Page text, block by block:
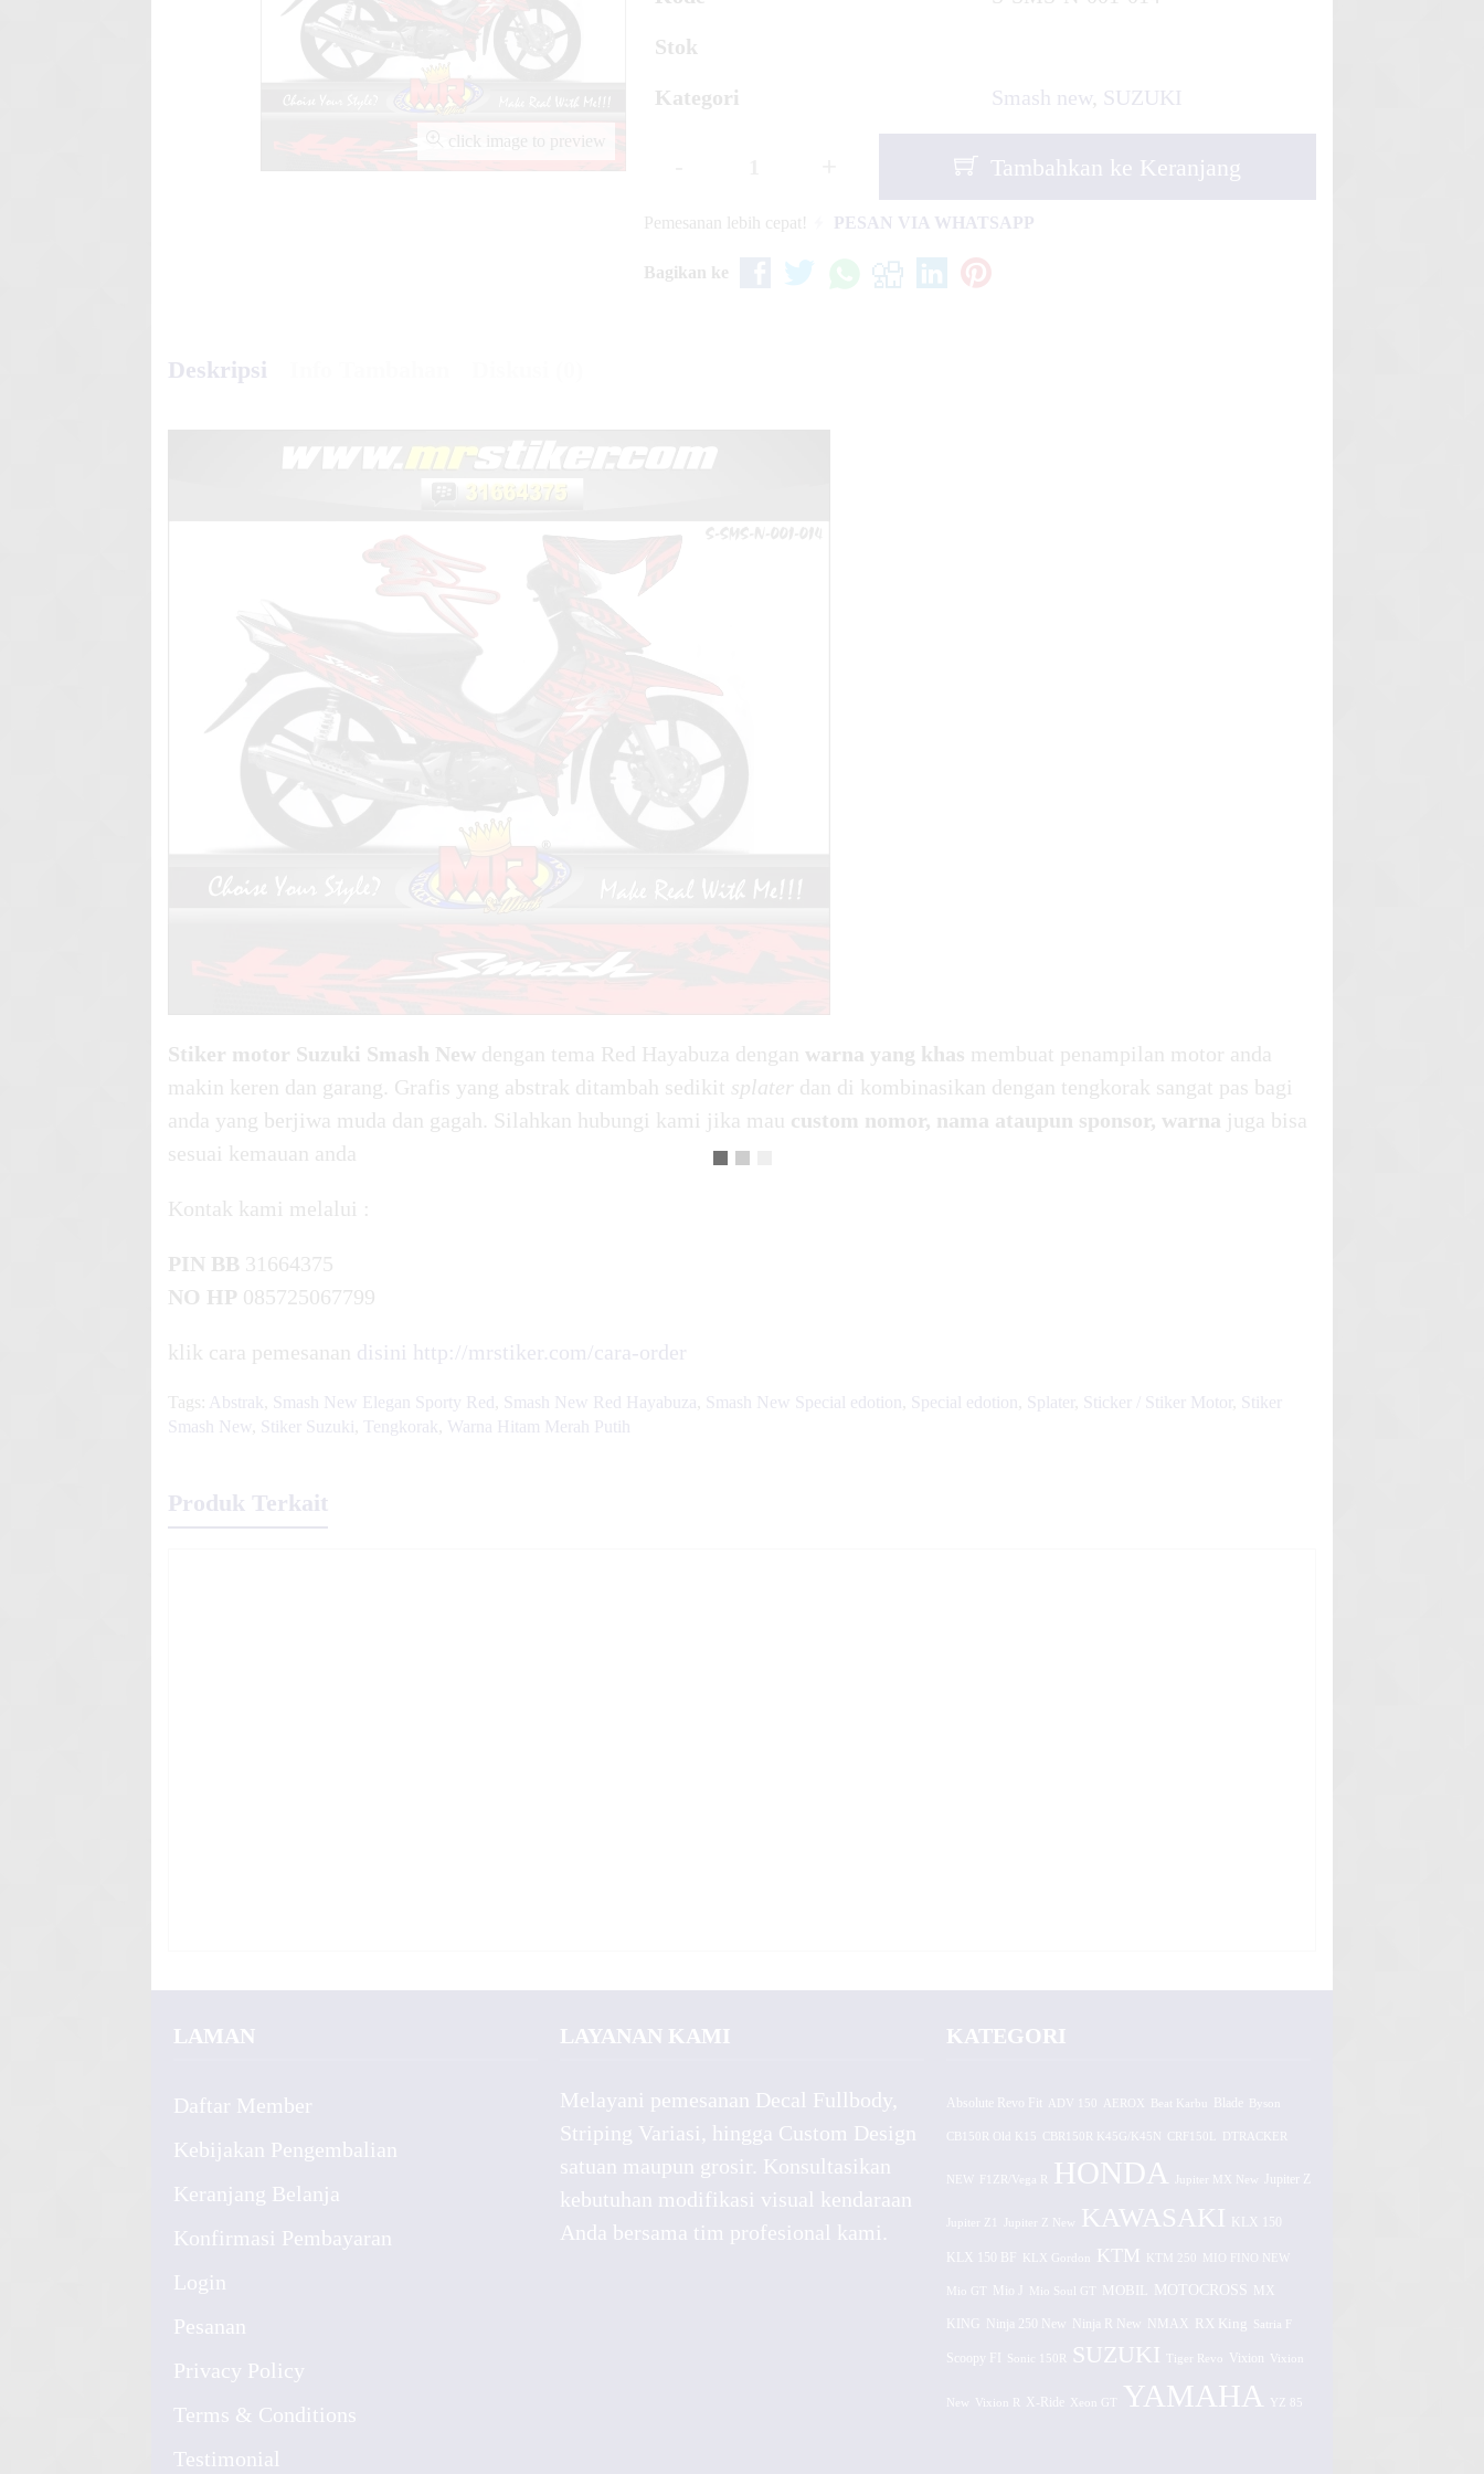
Stiker Motor decal Honda Scoopy New Grey
Graphic Y
Stiker motor decal Vixion Advance Yellow
click image to preview
Stok
Kategori Smash new , SUZUKI
Tambahkan ke Keranjang
Pemesanan lebih cepat! PESAN VIA WHATSAPP
Bagikan ke
Deskripsi
Stiker motor Suzuki Smash New dengan tema Red Hayabuza dengan warna yang khas membuat penampilan motor anda
makin keren dan garang. Grafis yang abstrak ditambah sedikit splater dan di kombinasikan dengan tengkorak sangat pas bagi
anda yang berjiwa muda dan gagah. Silahkan hubungi kami jika mau custom nomor, nama ataupun sponsor, warna juga bisa
sesuai kemauan anda
Kontak kami melalui :
PIN BB 31664375
NO HP 085725067799
klik cara pemesanan disini http://mrstiker.com/cara-order
Tags: Abstrak Smash New Elegan Sporty Red Smash New Red Hayabuza Smash New Special edotion Special edotion Splater Sticker / Stiker Motor
Stiker
Smash New
Stiker Suzuki Tengkorak Warna Hitam Merah Putih
Produk Terkait
LAMAN
Daftar Member
Kebijakan Pengembalian
Keranjang Belanja
Konfirmasi Pembayaran
Login
Pesanan
Privacy Policy
Terms & Conditions
Testimonial
LAYANAN KAMI
Melayani pemesanan Decal Fullbody,
Striping Variasi, hingga Custom Design
satuan maupun grosir. Konsultasikan
kebutuhan modifikasi visual kendaraan
Anda bersama tim profesional kami.
KATEGORI
Absolute Revo Fit ADV 150 AEROX Beat Karbu
CB150R Old K15 CBR150R K45G/K45N CRF150L DTRACKER
NEW F1ZR/Vega R HONDA Jupiter MX New Jupiter Z
Jupiter Z1 Jupiter Z New KAWASAKI KLX 150
KLX 150 BF KLX Gordon KTM KTM 250 MIO FINO NEW
Mio GT Mio J Mio Soul GT MOBIL MOTOCROSS MX
KING Ninja 250 New Ninja R New NMAX RX King Satria F
Scoopy FI Sonic 150R SUZUKI Tiger Revo Vixion Vixion
Vixion R X-Ride Xeon GT YAMAHA YZ 85